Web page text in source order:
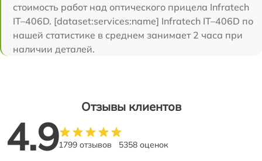
стоимость работ над оптического прицела Infratech
IT–406D. [dataset:services:name] Infratech IT–406D по
нашей статистике в среднем занимает 2 часа при
наличии деталей.
Отзывы клиентов
4.91799 отзывов 5358 оценок